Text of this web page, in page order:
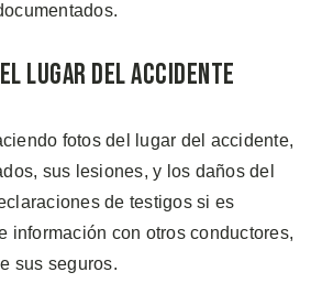
Lugar del Accidente
fotos del lugar del accidente,
sus lesiones, y los daños del
de testigos si es
información con otros conductores,
sus seguros.